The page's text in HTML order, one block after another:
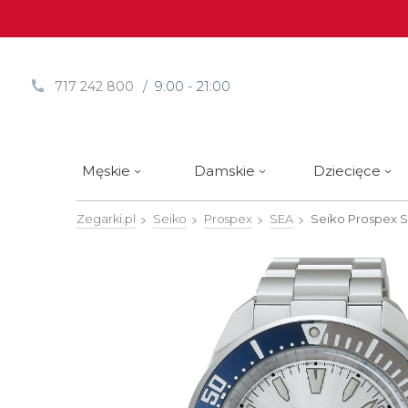
717 242 800 / 9:00 - 21:00
Męskie
Eleganckie
Klasyczne
Sportowe
Luksusowe
Nurkowe
Damskie
Eleganckie
Klasyczne
Sportowe
Luksusowe
Nurkowe
Dziecięce
Boccia Titanium
Calypso
Candino
Edifice
Festina
FLIK-
G-
Zegarki.pl Seiko Prospex SEA Seiko Prospex